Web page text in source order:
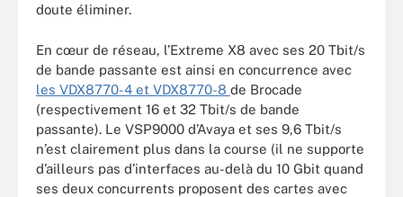
doute éliminer.
En cœur de réseau, l’Extreme X8 avec ses 20 Tbit/s
de bande passante est ainsi en concurrence avec
les VDX8770-4 et VDX8770-8 de Brocade
(respectivement 16 et 32 Tbit/s de bande
passante). Le VSP9000 d’Avaya et ses 9,6 Tbit/s
n’est clairement plus dans la course (il ne supporte
d’ailleurs pas d’interfaces au-delà du 10 Gbit quand
ses deux concurrents proposent des cartes avec